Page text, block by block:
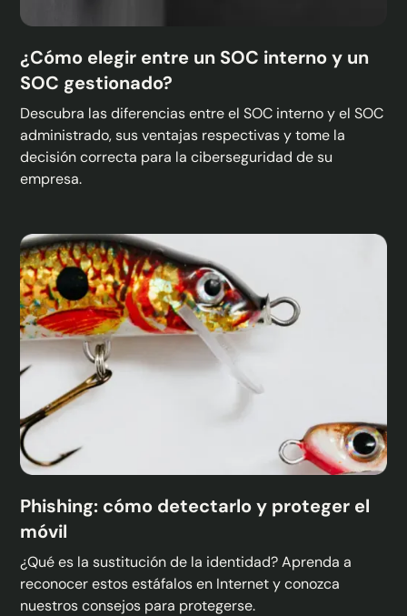
¿Cómo elegir entre un SOC interno y un
SOC gestionado?
Descubra las diferencias entre el SOC interno y el SOC
administrado, sus ventajas respectivas y tome la
decisión correcta para la ciberseguridad de su
empresa.
Phishing: cómo detectarlo y proteger el
móvil
¿Qué es la sustitución de la identidad? Aprenda a
reconocer estos estáfalos en Internet y conozca
nuestros consejos para protegerse.